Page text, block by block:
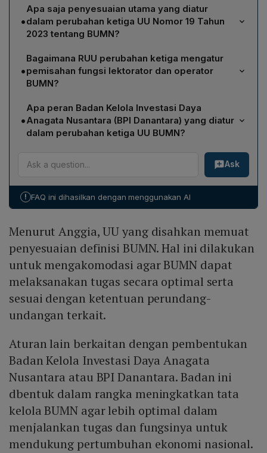
•
Apa saja penyesuaian utama yang diatur
dalam perubahan ketiga UU Nomor 19 Tahun
2023 tentang BUMN?
Perubahan ketiga mencakup penyesuaian definisi
BUMN agar dapat menjalankan tugas secara optimal,
pembentukan Badan Kelola Investasi Daya Anagata
kelola, pemisahan fungsi lektorator dan operator demi
profesionalisme dan transparansi, penerapan Business
Judgement Rule guna memperkuat keputusan
perusahaan yang baik, peluang kerja bagi penyandang
disabilitas, mekanisme pendirian anak perusahaan yang
lebih detail, ketentuan privatisasi termasuk kriteria dan
mekanisme, serta penguatan satuan pengawasan
intern, komite audit, dan kewajiban BUMN dalam
setempat.
•
Bagaimana RUU perubahan ketiga mengatur
pemisahan fungsi lektorator dan operator
BUMN?
RUU menetapkan bahwa lektorator dan operator
BUMN harus beroperasi secara terpisah sehingga
tanggung jawab pengawasan, penilaian risiko, dan
pengambilan keputusan operasional tidak tumpang
tindih. Pemisahan ini dimaksudkan untuk meningkatkan
profesionalisme, mengurangi konflik kepentingan, serta
memastikan transparansi dalam pengelolaan BUMN.
Setiap entitas akan memiliki struktur organisasi,
wewenang, dan laporan kinerja yang independen,
intern dan komite audit.
•
Apa peran Badan Kelola Investasi Daya
Anagata Nusantara (BPI Danantara) yang diatur
dalam perubahan ketiga UU BUMN?
BPI Danantara dibentuk sebagai lembaga khusus yang
bertugas mengoptimalkan tata kelola investasi BUMN.
Badan ini berfungsi mengkoordinasikan strategi
bahwa investasi BUMN selaras dengan tujuan
tersebut, BPI Danantara diharapkan dapat
meningkatkan efisiensi, mengurangi risiko, dan
mendukung pencapaian target kinerja perseroan,
sekaligus memperkuat kontribusi BUMN terhadap
pembangunan negara.
Ask
! FAQ ini dihasilkan dengan menggunakan AI
Menurut Anggia, UU yang disahkan memuat
penyesuaian definisi BUMN. Hal ini dilakukan
untuk mengakomodasi agar BUMN dapat
melaksanakan tugas secara optimal serta
sesuai dengan ketentuan perundang-
undangan terkait.
Aturan lain berkaitan dengan pembentukan
Badan Kelola Investasi Daya Anagata
Nusantara atau BPI Danantara. Badan ini
dbentuk dalam rangka meningkatkan tata
kelola BUMN agar lebih optimal dalam
menjalankan tugas dan fungsinya untuk
mendukung pertumbuhan ekonomi nasional.